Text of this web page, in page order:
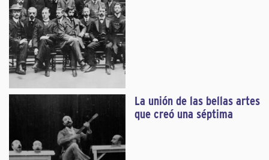
La unión de las bellas artes
que creó una séptima